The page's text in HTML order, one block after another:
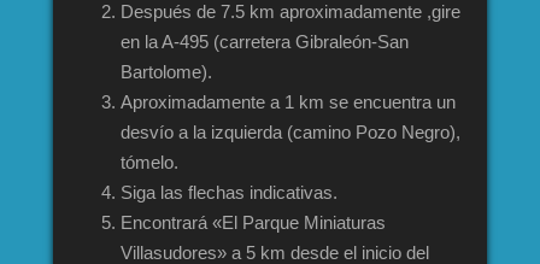
Después de 7.5 km aproximadamente ,gire
en la A-495 (carretera Gibraleón-San
Bartolome).
Aproximadamente a 1 km se encuentra un
desvío a la izquierda (camino Pozo Negro),
tómelo.
Siga las flechas indicativas.
Encontrará «El Parque Miniaturas
Villasudores» a 5 km desde el inicio del